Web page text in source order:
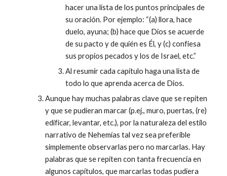
hacer una lista de los puntos principales de
su oración. Por ejemplo: “(a) llora, hace
duelo, ayuna; (b) hace que Dios se acuerde
de su pacto y de quién es Él, y (c) confiesa
sus propios pecados y los de Israel, etc.”
Al resumir cada capítulo haga una lista de
todo lo que aprenda acerca de Dios.
Aunque hay muchas palabras clave que se repiten
y que se pudieran marcar (p.ej., muro, puertas, (re)
edificar, levantar, etc.), por la naturaleza del estilo
narrativo de Nehemías tal vez sea preferible
simplemente observarlas pero no marcarlas. Hay
palabras que se repiten con tanta frecuencia en
algunos capítulos, que marcarlas todas pudiera